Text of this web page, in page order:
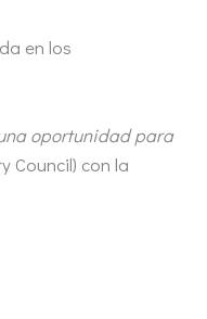
en los
oportunidad para
Council) con la